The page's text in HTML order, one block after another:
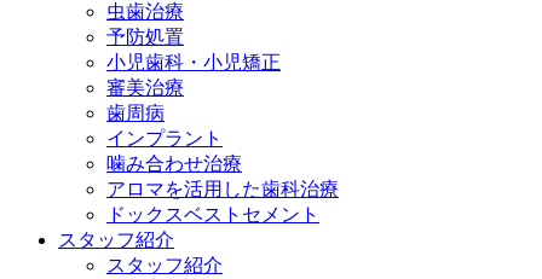
虫歯治療
予防処置
小児歯科・小児矯正
審美治療
歯周病
インプラント
噛み合わせ治療
アロマを活用した歯科治療
ドックスベストセメント
スタッフ紹介
スタッフ紹介